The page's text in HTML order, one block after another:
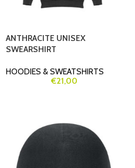
ANTHRACITE UNISEX
SWEARSHIRT
HOODIES & SWEATSHIRTS
€21,00